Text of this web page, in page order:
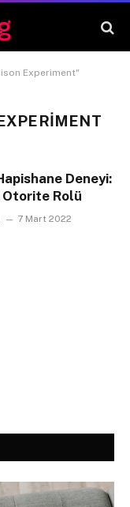
Experiment"
Deneyi:
Rolü
7 Mart 2022